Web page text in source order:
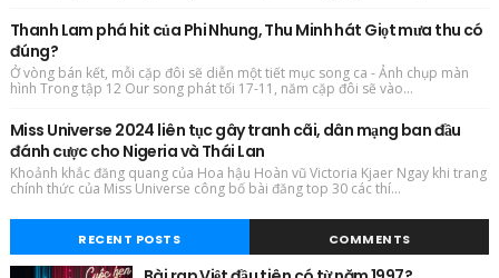
Thanh Lam phá hit của Phi Nhung, Thu Minh hát Giọt mưa thu có
đúng?
Ở vòng bán kết, mỗi cặp đôi sẽ diễn một tiết mục song ca - Ảnh chụp màn
hình Trong tập 12 Our song phát tối 17-11, năm cặp đôi sẽ vào...
Miss Universe 2024 liên tục gây tranh cãi, dân mạng ban đầu
đánh cược cho Nigeria và Thái Lan
Khoảnh khắc đăng quang của Hoa hậu Hoàn vũ Victoria Kjaer Ngay khi trang
chính thức của Miss Universe công bố bài đăng top 30 các thí...
RECENT POSTS COMMENTS